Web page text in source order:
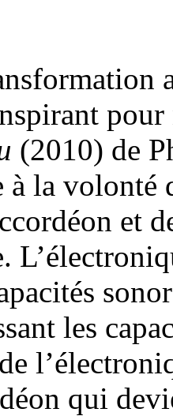
(2010) de
la volonté
et
les
qui